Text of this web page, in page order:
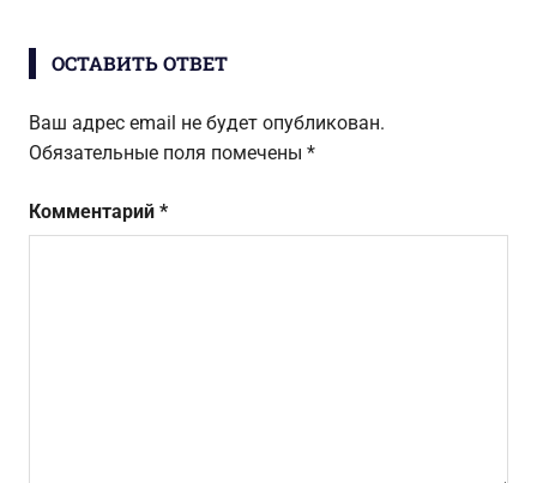
ОСТАВИТЬ ОТВЕТ
Ваш адрес email не будет опубликован.
Обязательные поля помечены *
Комментарий *